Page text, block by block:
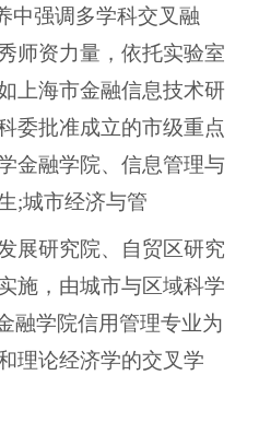
强调多学科交叉融
师资力量，依托实验室
上海市金融信息技术研
委批准成立的市级重点
金融学院、信息管理与
;城市经济与管
研究院、自贸区研究
施，由城市与区域科学
融学院信用管理专业为
理论经济学的交叉学